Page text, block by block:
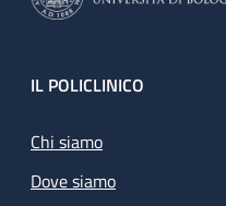
Footer
IL POLICLINICO
Chi siamo
Dove siamo